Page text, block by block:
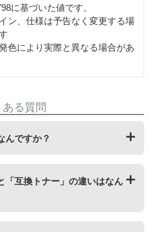
に基づいた値です。
ン、仕様は予告なく変更する場
色により実際と異なる場合があ
る質問
んですか？
填をしたうえで、再度販売して
を節約することができます。
「互換トナー」の違いはなん